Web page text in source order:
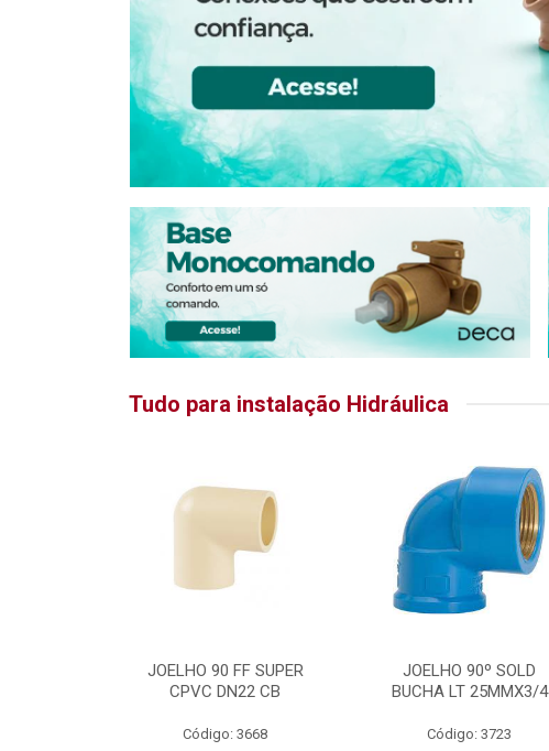
Tudo para instalação Hidráulica
JOELHO 90 FF SUPER
CPVC DN22 CB
Código: 3668
JOELHO 90º SOLD
BUCHA LT 25MMX3/4
Código: 3723